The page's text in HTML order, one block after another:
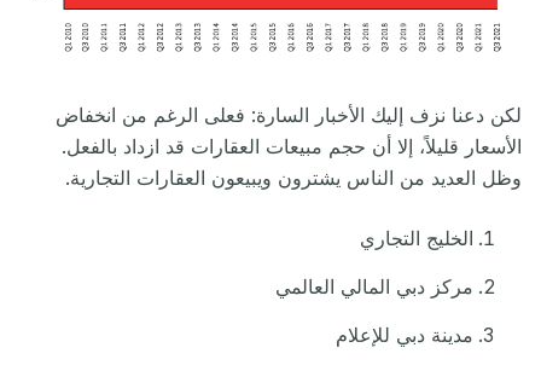
لكن دعنا نزف إليك الأخبار السارة: فعلى الرغم من انخفاض
الأسعار قليلاً، إلا أن حجم مبيعات العقارات قد ازداد بالفعل.
وظل العديد من الناس يشترون ويبيعون العقارات التجارية.
الخليج التجاري
مركز دبي المالي العالمي
مدينة دبي للإعلام